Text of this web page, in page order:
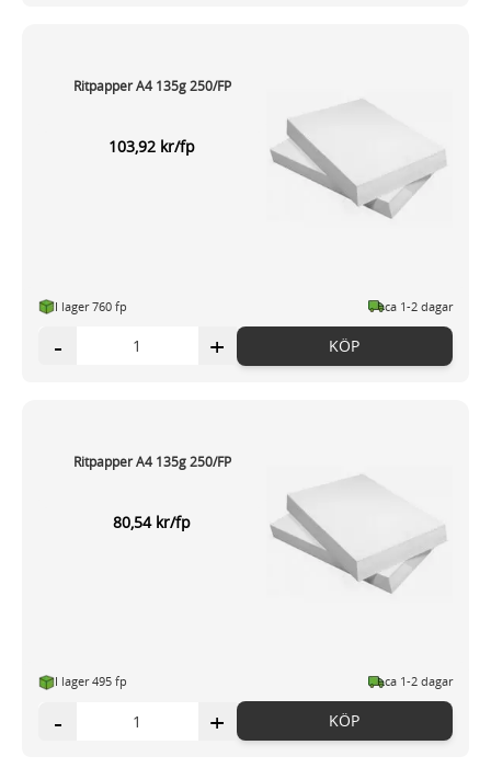
Ritpapper A4 135g 250/FP
103,92 kr/fp
I lager 760 fp ca 1-2 dagar
- + KÖP
Ritpapper A4 135g 250/FP
80,54 kr/fp
I lager 495 fp ca 1-2 dagar
- + KÖP